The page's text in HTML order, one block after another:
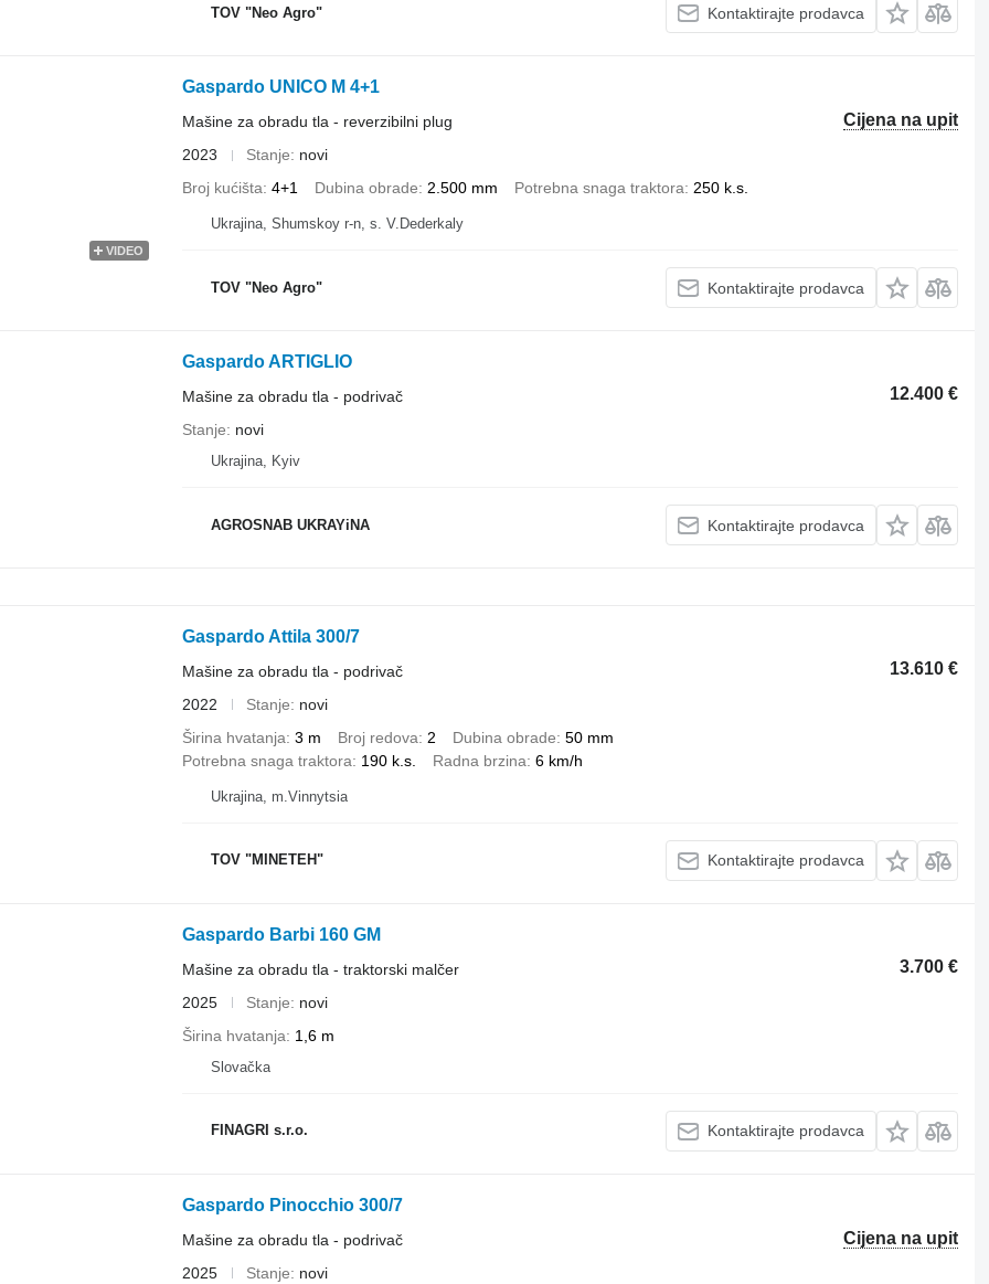
TOV "Neo Agro" Kontaktirajte prodavca
VIDEO
Gaspardo UNICO M 4+1
Cijena na upit
Mašine za obradu tla - reverzibilni plug
2023
Stanje
novi
Broj kućišta 4+1 Dubina obrade 2.500 mm Potrebna snaga traktora 250 k.s.
Ukrajina, Shumskoy r-n, s. V.Dederkaly
TOV "Neo Agro" Kontaktirajte prodavca
Gaspardo ARTIGLIO
12.400 €
Mašine za obradu tla - podrivač
Stanje
novi
Ukrajina, Kyiv
AGROSNAB UKRAYiNA Kontaktirajte prodavca
Gaspardo Attila 300/7
13.610 €
Mašine za obradu tla - podrivač
2022
Stanje
novi
Širina hvatanja 3 m Broj redova 2 Dubina obrade 50 mm
Potrebna snaga traktora
190 k.s. Radna brzina 6 km/h
Ukrajina, m.Vinnytsia
TOV "MINETEH" Kontaktirajte prodavca
Gaspardo Barbi 160 GM
3.700 €
Mašine za obradu tla - traktorski malčer
2025
Stanje
novi
Širina hvatanja
1,6 m
Slovačka
FINAGRI s.r.o. Kontaktirajte prodavca
Gaspardo Pinocchio 300/7
Cijena na upit
Mašine za obradu tla - podrivač
2025
Stanje
novi